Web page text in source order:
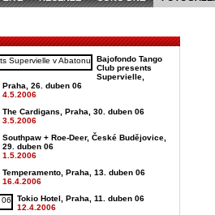
Bajofondo Tango
Club presents
Supervielle,
Praha, 26. duben 06
4.5.2006
The Cardigans, Praha, 30. duben 06
3.5.2006
Southpaw + Roe-Deer, České Budějovice,
29. duben 06
1.5.2006
Temperamento, Praha, 13. duben 06
16.4.2006
Tokio Hotel, Praha, 11. duben 06
12.4.2006